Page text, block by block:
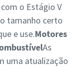
o Estágio V
tamanho certo
e use.Motores
As
uma atualização